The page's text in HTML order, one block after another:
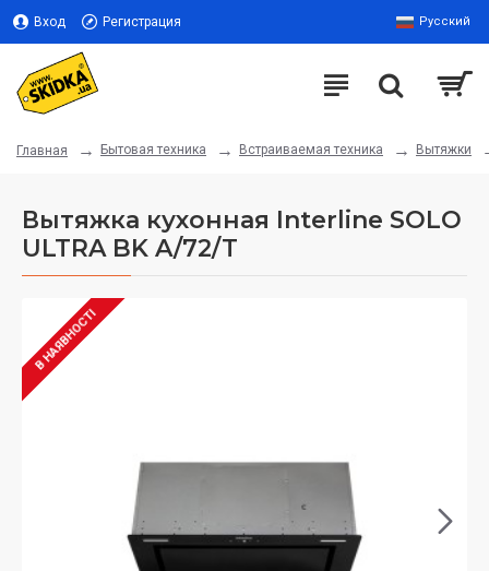
Вход Регистрация Русский
Главная Бытовая техника Встраиваемая техника Вытяжки
Вытяжка кухонная Interline SOLO
ULTRA BK A/72/T
В НАЯВНОСТІ